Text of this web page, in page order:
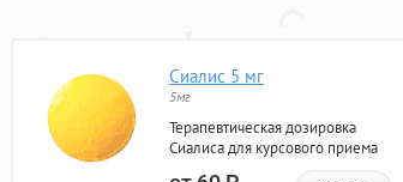
Сиалис 5 мг
5мг
Терапевтическая дозировка
Сиалиса для курсового приема